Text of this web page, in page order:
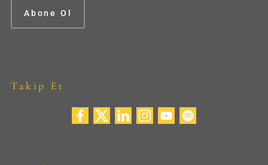
Takip Et